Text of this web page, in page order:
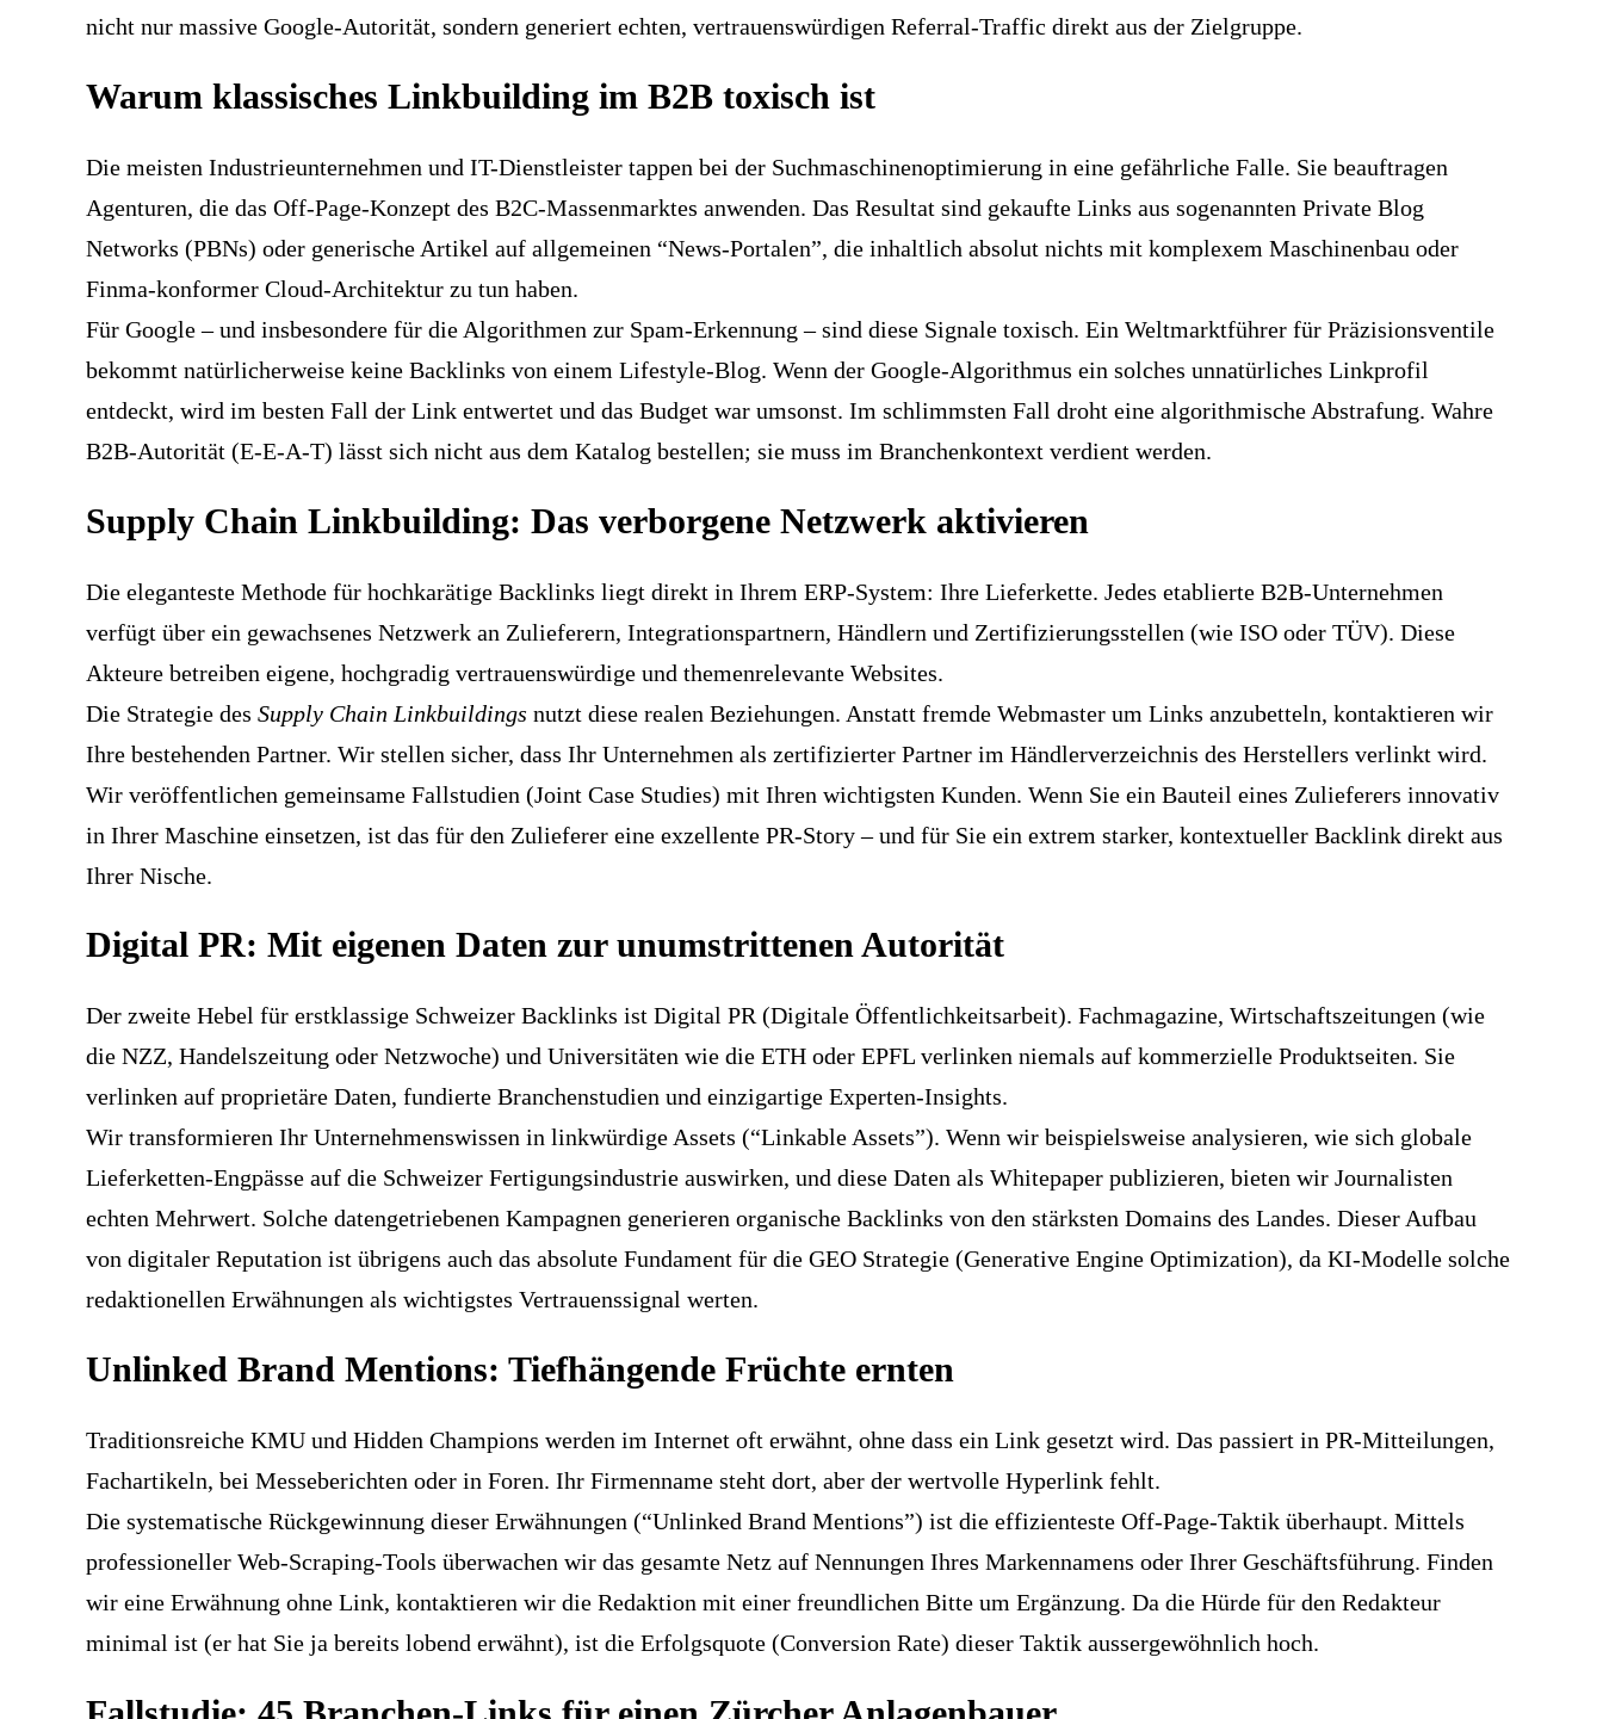
nicht nur massive Google-Autorität, sondern generiert echten, vertrauenswürdigen Referral-Traffic direkt aus der Zielgruppe.
Warum klassisches Linkbuilding im B2B toxisch ist
Die meisten Industrieunternehmen und IT-Dienstleister tappen bei der Suchmaschinenoptimierung in eine gefährliche Falle. Sie beauftragen
Agenturen, die das Off-Page-Konzept des B2C-Massenmarktes anwenden. Das Resultat sind gekaufte Links aus sogenannten Private Blog
Networks (PBNs) oder generische Artikel auf allgemeinen “News-Portalen”, die inhaltlich absolut nichts mit komplexem Maschinenbau oder
Finma-konformer Cloud-Architektur zu tun haben.
Für Google – und insbesondere für die Algorithmen zur Spam-Erkennung – sind diese Signale toxisch. Ein Weltmarktführer für Präzisionsventile
bekommt natürlicherweise keine Backlinks von einem Lifestyle-Blog. Wenn der Google-Algorithmus ein solches unnatürliches Linkprofil
entdeckt, wird im besten Fall der Link entwertet und das Budget war umsonst. Im schlimmsten Fall droht eine algorithmische Abstrafung. Wahre
B2B-Autorität (E-E-A-T) lässt sich nicht aus dem Katalog bestellen; sie muss im Branchenkontext verdient werden.
Supply Chain Linkbuilding: Das verborgene Netzwerk aktivieren
Die eleganteste Methode für hochkarätige Backlinks liegt direkt in Ihrem ERP-System: Ihre Lieferkette. Jedes etablierte B2B-Unternehmen
verfügt über ein gewachsenes Netzwerk an Zulieferern, Integrationspartnern, Händlern und Zertifizierungsstellen (wie ISO oder TÜV). Diese
Akteure betreiben eigene, hochgradig vertrauenswürdige und themenrelevante Websites.
Die Strategie des Supply Chain Linkbuildings nutzt diese realen Beziehungen. Anstatt fremde Webmaster um Links anzubetteln, kontaktieren wir
Ihre bestehenden Partner. Wir stellen sicher, dass Ihr Unternehmen als zertifizierter Partner im Händlerverzeichnis des Herstellers verlinkt wird.
Wir veröffentlichen gemeinsame Fallstudien (Joint Case Studies) mit Ihren wichtigsten Kunden. Wenn Sie ein Bauteil eines Zulieferers innovativ
in Ihrer Maschine einsetzen, ist das für den Zulieferer eine exzellente PR-Story – und für Sie ein extrem starker, kontextueller Backlink direkt aus
Ihrer Nische.
Digital PR: Mit eigenen Daten zur unumstrittenen Autorität
Der zweite Hebel für erstklassige Schweizer Backlinks ist Digital PR (Digitale Öffentlichkeitsarbeit). Fachmagazine, Wirtschaftszeitungen (wie
die NZZ, Handelszeitung oder Netzwoche) und Universitäten wie die ETH oder EPFL verlinken niemals auf kommerzielle Produktseiten. Sie
verlinken auf proprietäre Daten, fundierte Branchenstudien und einzigartige Experten-Insights.
Wir transformieren Ihr Unternehmenswissen in linkwürdige Assets (“Linkable Assets”). Wenn wir beispielsweise analysieren, wie sich globale
Lieferketten-Engpässe auf die Schweizer Fertigungsindustrie auswirken, und diese Daten als Whitepaper publizieren, bieten wir Journalisten
echten Mehrwert. Solche datengetriebenen Kampagnen generieren organische Backlinks von den stärksten Domains des Landes. Dieser Aufbau
von digitaler Reputation ist übrigens auch das absolute Fundament für die GEO Strategie (Generative Engine Optimization), da KI-Modelle solche
redaktionellen Erwähnungen als wichtigstes Vertrauenssignal werten.
Unlinked Brand Mentions: Tiefhängende Früchte ernten
Traditionsreiche KMU und Hidden Champions werden im Internet oft erwähnt, ohne dass ein Link gesetzt wird. Das passiert in PR-Mitteilungen,
Fachartikeln, bei Messeberichten oder in Foren. Ihr Firmenname steht dort, aber der wertvolle Hyperlink fehlt.
Die systematische Rückgewinnung dieser Erwähnungen (“Unlinked Brand Mentions”) ist die effizienteste Off-Page-Taktik überhaupt. Mittels
professioneller Web-Scraping-Tools überwachen wir das gesamte Netz auf Nennungen Ihres Markennamens oder Ihrer Geschäftsführung. Finden
wir eine Erwähnung ohne Link, kontaktieren wir die Redaktion mit einer freundlichen Bitte um Ergänzung. Da die Hürde für den Redakteur
minimal ist (er hat Sie ja bereits lobend erwähnt), ist die Erfolgsquote (Conversion Rate) dieser Taktik aussergewöhnlich hoch.